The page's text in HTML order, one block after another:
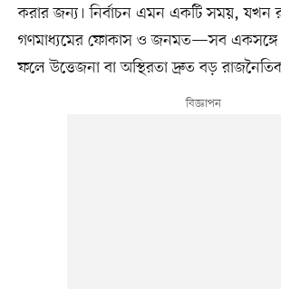
করার জন্য। নির্বাচন এমন একটি সময়, যখন
গণমাধ্যমের ফোকাস ও জনমত—সব একসঙ্গে
ফলে উত্তেজনা বা অস্থিরতা দ্রুত বড়